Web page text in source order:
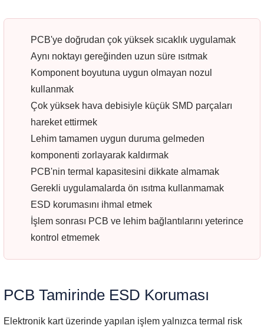
PCB'ye doğrudan çok yüksek sıcaklık uygulamak
Aynı noktayı gereğinden uzun süre ısıtmak
Komponent boyutuna uygun olmayan nozul
kullanmak
Çok yüksek hava debisiyle küçük SMD parçaları
hareket ettirmek
Lehim tamamen uygun duruma gelmeden
komponenti zorlayarak kaldırmak
PCB'nin termal kapasitesini dikkate almamak
Gerekli uygulamalarda ön ısıtma kullanmamak
ESD korumasını ihmal etmek
İşlem sonrası PCB ve lehim bağlantılarını yeterince
kontrol etmemek
PCB Tamirinde ESD Koruması
Elektronik kart üzerinde yapılan işlem yalnızca termal risk